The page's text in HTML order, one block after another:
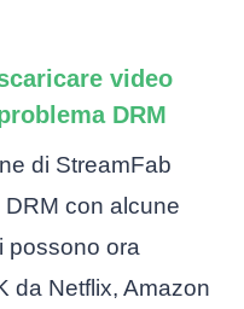
video
DRM
di StreamFab
con alcune
possono ora
da Netflix, Amazon